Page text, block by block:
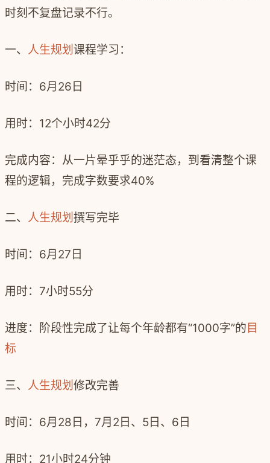
时刻不复盘记录不行。
一、 人生规划 课程学习：
时间： 6月 26 日
用时： 12个小时42分
完成内容：从一片晕乎乎的迷茫态，到看清整个课
程的逻辑，完成字数要求40%
二、 人生规划 撰写完毕
时间： 6月 27 日
用时： 7小时55分
进度：阶段性完成了让每个年龄都有“1000字”的 目
标
三、 人生规划 修改完善
时间： 6月 28 日， 7月 2 日、 5日、 6 日
用时： 21小时24分钟